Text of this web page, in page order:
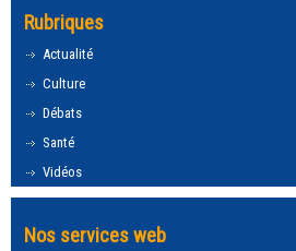
Rubriques
Actualité
Culture
Débats
Santé
Vidéos
Nos services web